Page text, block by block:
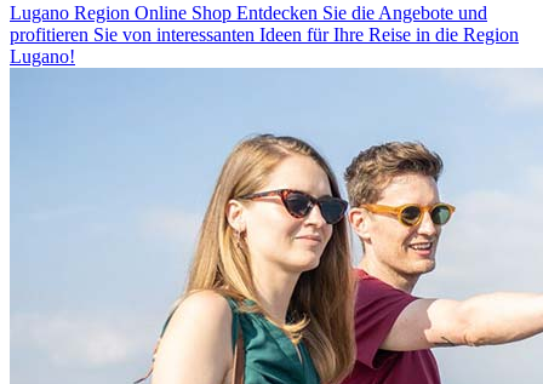
Lugano Region Online Shop Entdecken Sie die Angebote und
profitieren Sie von interessanten Ideen für Ihre Reise in die Region
Lugano!